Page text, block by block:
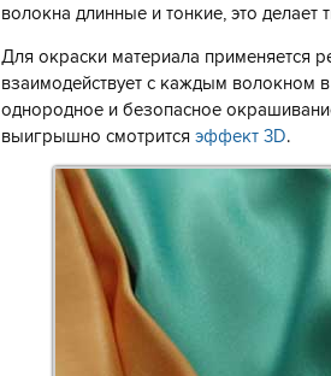
волокна длинные и тонкие, это делает
Для окраски материала применяется
взаимодействует с каждым волокном
однородное и безопасное
выигрышно смотрится эффект 3D.